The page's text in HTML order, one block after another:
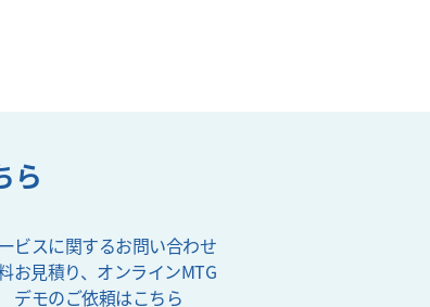
ら
ビスに関するお問い合わせ
お見積り、オンラインMTG
デモのご依頼はこちら